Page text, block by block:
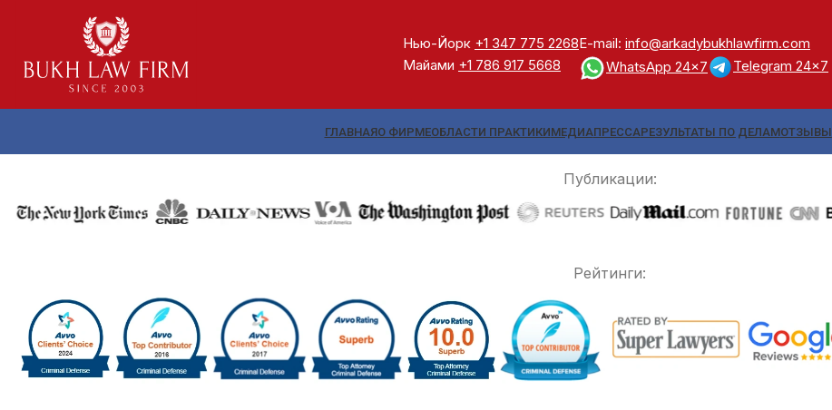
Нью-Йорк +1 347 775 2268
Майами +1 786 917 5668
E-mail: info@arkadybukhlawfirm.com
WhatsApp 24x7
Telegram 24x7
ГЛАВНАЯО ФИРМЕОБЛАСТИ ПРАКТИКИМЕДИАПРЕССАРЕЗУЛЬТАТЫ ПО ДЕЛАМОТЗЫВЫ
Публикации:
Рейтинги: